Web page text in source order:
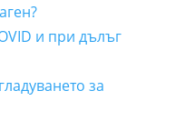
и при дълъг
за